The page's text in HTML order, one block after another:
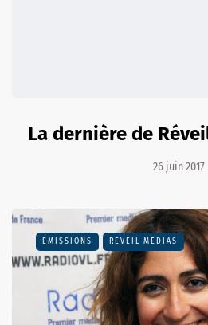
La dernière de
26 juin 2017
EMISSIONS RÉVEIL MÉDIAS